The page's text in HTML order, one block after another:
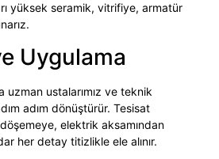
yüksek seramik, vitrifiye, armatür
Uygulama
uzman ustalarımız ve teknik
adım dönüştürür. Tesisat
elektrik aksamından
her detay titizlikle ele alınır.